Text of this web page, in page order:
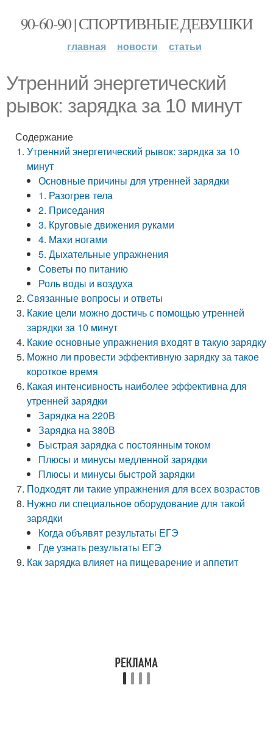
90-60-90 | СПОРТИВНЫЕ ДЕВУШКИ
главная новости статьи
Утренний энергетический
рывок: зарядка за 10 минут
Содержание
Утренний энергетический рывок: зарядка за 10
минут
Основные причины для утренней зарядки
1. Разогрев тела
2. Приседания
3. Круговые движения руками
4. Махи ногами
5. Дыхательные упражнения
Советы по питанию
Роль воды и воздуха
Связанные вопросы и ответы
Какие цели можно достичь с помощью утренней
зарядки за 10 минут
Какие основные упражнения входят в такую зарядку
Можно ли провести эффективную зарядку за такое
короткое время
Какая интенсивность наиболее эффективна для
утренней зарядки
Зарядка на 220В
Зарядка на 380В
Быстрая зарядка с постоянным током
Плюсы и минусы медленной зарядки
Плюсы и минусы быстрой зарядки
Подходят ли такие упражнения для всех возрастов
Нужно ли специальное оборудование для такой
зарядки
Когда объявят результаты ЕГЭ
Где узнать результаты ЕГЭ
Как зарядка влияет на пищеварение и аппетит